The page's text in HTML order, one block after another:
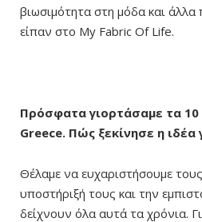
βιωσιμότητα στη μόδα και
είπαν στο My Fabric Of Life.
Πρόσφατα γιορτάσαμε τα 10
Greece. Πώς ξεκίνησε η
Θέλαμε να ευχαριστήσουμε
υποστήριξή τους και την
δείχνουν όλα αυτά τα χρόνια.